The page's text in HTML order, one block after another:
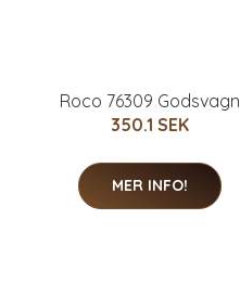
Roco 76309 Godsvagn
350.1 SEK
MER INFO!